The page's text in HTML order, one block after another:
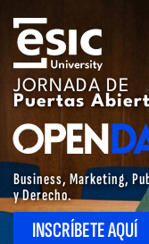
contenido
principal
JORNADA DE
Puertas
Business, Marketing,
y Derecho.​
INSCRÍBETE AQUÍ